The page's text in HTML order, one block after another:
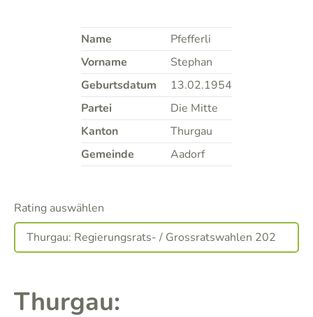
Name
Pfefferli
Vorname
Stephan
Geburtsdatum
13.02.1954
Partei
Die Mitte
Kanton
Thurgau
Gemeinde
Aadorf
Rating auswählen
Thurgau: